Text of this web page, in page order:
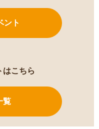
ント
はこちら
覧